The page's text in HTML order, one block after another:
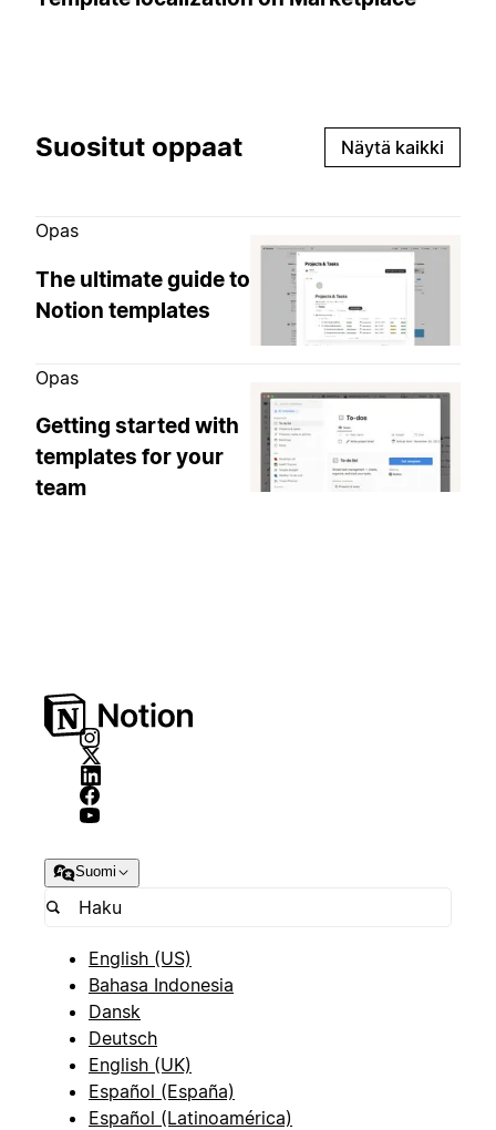
Suositut oppaat Näytä kaikki
Opas
The ultimate guide to
Notion templates
Opas
Getting started with
templates for your
team
Suomi
English (US)
Bahasa Indonesia
Dansk
Deutsch
English (UK)
Español (España)
Español (Latinoamérica)